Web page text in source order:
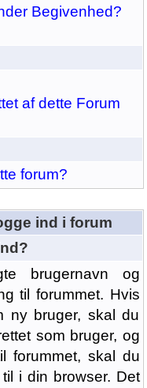
Begivenhed?
af dette Forum
forum?
ind i forum
brugernavn og
til forummet. Hvis
ny bruger, skal du
som bruger, og
forummet, skal du
i din browser. Det